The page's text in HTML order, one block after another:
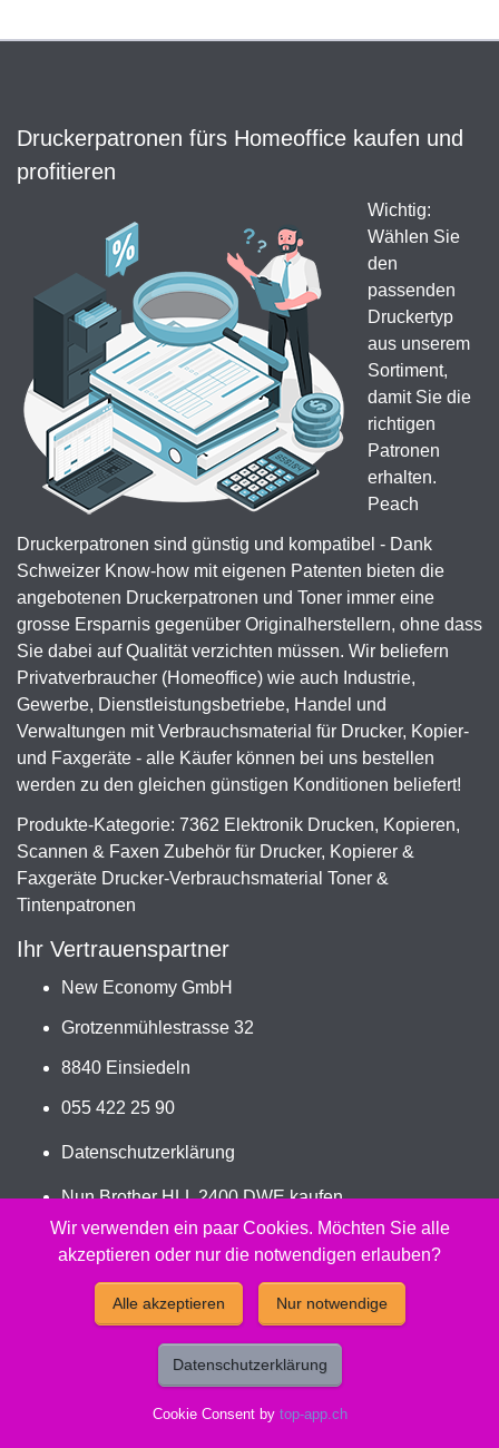
Druckerpatronen fürs Homeoffice kaufen und
profitieren
Wichtig:
Wählen Sie
den
passenden
Druckertyp
aus unserem
Sortiment,
damit Sie die
richtigen
Patronen
erhalten.
Peach
Druckerpatronen sind günstig und kompatibel - Dank
Schweizer Know-how mit eigenen Patenten bieten die
angebotenen Druckerpatronen und Toner immer eine
grosse Ersparnis gegenüber Originalherstellern, ohne dass
Sie dabei auf Qualität verzichten müssen. Wir beliefern
Privatverbraucher (Homeoffice) wie auch Industrie,
Gewerbe, Dienstleistungsbetriebe, Handel und
Verwaltungen mit Verbrauchsmaterial für Drucker, Kopier-
und Faxgeräte - alle Käufer können bei uns bestellen
werden zu den gleichen günstigen Konditionen beliefert!
Produkte-Kategorie: 7362 Elektronik Drucken, Kopieren,
Scannen & Faxen Zubehör für Drucker, Kopierer &
Faxgeräte Drucker-Verbrauchsmaterial Toner &
Tintenpatronen
Ihr Vertrauenspartner
New Economy GmbH
Grotzenmühlestrasse 32
8840 Einsiedeln
055 422 25 90
Datenschutzerklärung
Nun Brother HLL 2400 DWE kaufen
Jetzt TN-2510XL bestellen
2026 - Peach Druckerpatronen Versand Jetzt günstig und
kompatibel kaufen.
Wir verwenden ein paar Cookies. Möchten Sie alle
akzeptieren oder nur die notwendigen erlauben?
Alle akzeptieren Nur notwendige
Datenschutzerklärung
Cookie Consent by top-app.ch